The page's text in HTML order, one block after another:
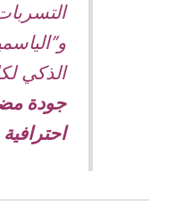
الذكي
جودة